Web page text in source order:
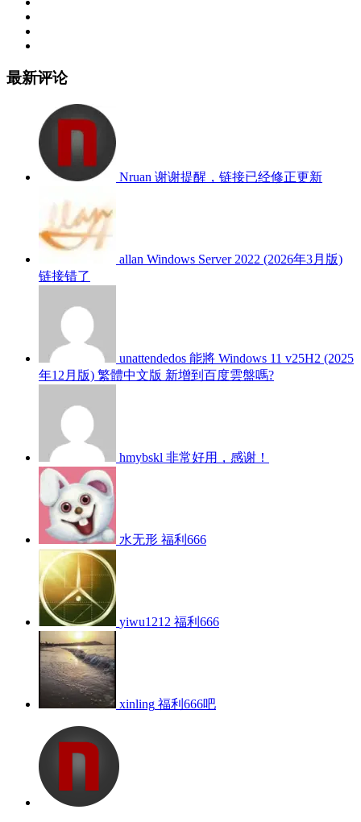
最新评论
Nruan 谢谢提醒，链接已经修正更新
allan Windows Server 2022 (2026年3月版)
链接错了
unattendedos 能將 Windows 11 v25H2 (2025
年12月版) 繁體中文版 新增到百度雲盤嗎?
hmybskl 非常好用，感谢！
水无形 福利666
yiwu1212 福利666
xinling 福利666吧